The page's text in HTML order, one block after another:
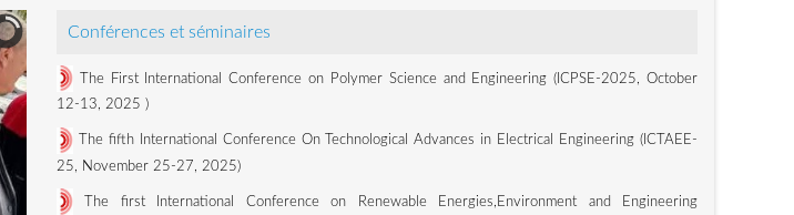
Conférences et séminaires
The First International Conference on Polymer Science and Engineering (ICPSE-2025, October
12-13, 2025 )
The fifth International Conference On Technological Advances in Electrical Engineering (ICTAEE-
25, November 25-27, 2025)
The first International Conference on Renewable Energies,Environment and Engineering